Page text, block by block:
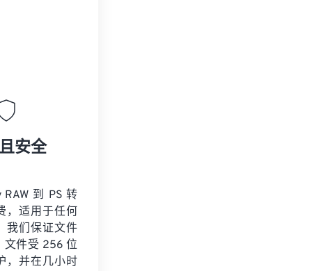
安全
到 PS 转
，适用于任何
我们保证文件
文件受 256 位
，并在几小时